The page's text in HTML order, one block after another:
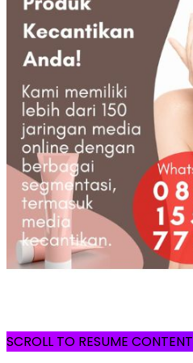
SCROLL TO RESUME CONTENT